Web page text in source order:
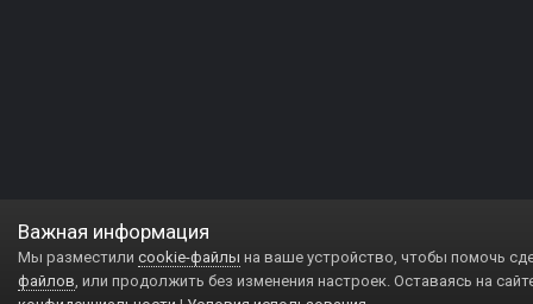
Важная информация
Мы разместили cookie-файлы на ваше устройство, чтобы помочь
файлов, или продолжить без изменения настроек. Оставаясь на